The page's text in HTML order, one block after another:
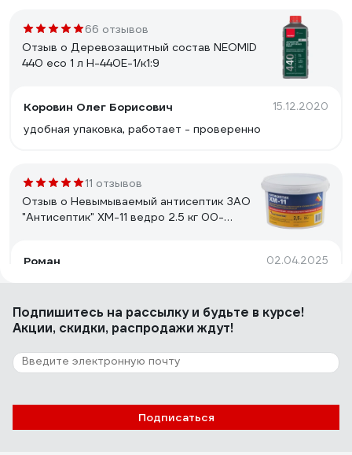
66 отзывов
Отзыв о Деревозащитный состав NEOMID
440 eco 1 л Н-440E-1/к1:9
Коровин Олег Борисович 15.12.2020
удобная упаковка, работает - проверенно
11 отзывов
Отзыв о Невымываемый антисептик ЗАО
"Антисептик" ХМ-11 ведро 2.5 кг 00-
Роман
02.04.2025
Бихромат натрия1 кг. 480 р. Медный купорос 1кг. 750
срок хранения 6 месяцев. 1000 р. переплачивать за
пластиковое ведерко не готов. А в целом это лучшее
116 отзывов
древесины NEOMID 430 Eco 5 кг Н-430-5/
Подпишитесь на рассылкуи будьте в курсе!
Акции, скидки, распродажи ждут!
Подписаться